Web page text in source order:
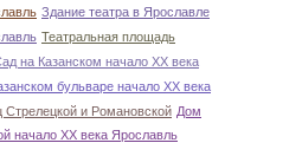
Здание театра в Ярославле
Театральная площадь
на Казанском начало ХХ века
бульваре начало ХХ века
Стрелецкой и Романовской Дом
начало ХХ века Ярославль